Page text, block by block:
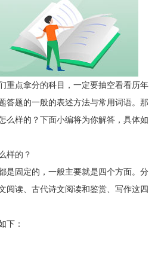
重点拿分的科目，一定要抽空看看历年
答题的一般的表述方法与常用词语。那
么样的？下面小编将为你解答，具体如
样的？
是固定的，一般主要就是四个方面。分
阅读、古代诗文阅读和鉴赏、写作这四
下：